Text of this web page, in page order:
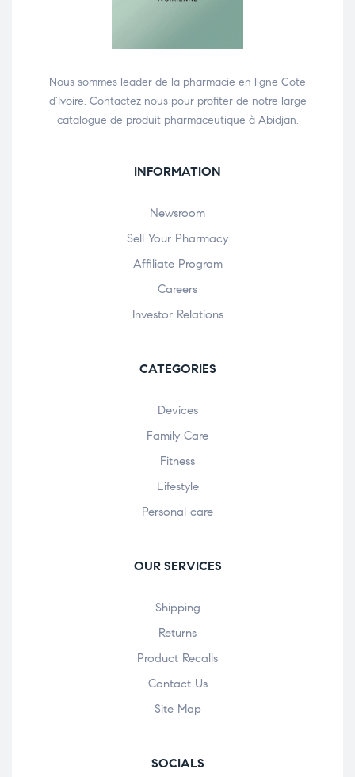
Nous sommes leader de la pharmacie en ligne Cote
d’Ivoire. Contactez nous pour profiter de notre large
catalogue de produit pharmaceutique à Abidjan.
INFORMATION
Newsroom
Sell Your Pharmacy
Affiliate Program
Careers
Investor Relations
CATEGORIES
Devices
Family Care
Fitness
Lifestyle
Personal care
OUR SERVICES
Shipping
Returns
Product Recalls
Contact Us
Site Map
SOCIALS